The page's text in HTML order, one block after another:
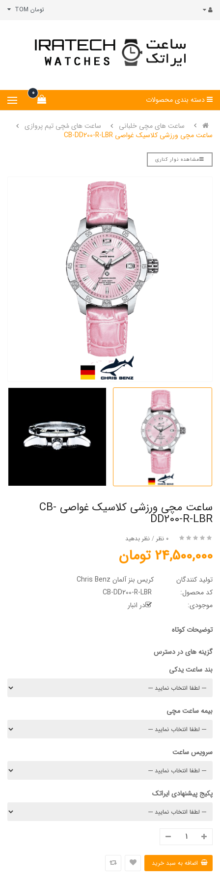
تومان TOM
0
دسته بندی محصولات
ساعت های مچی خلبانی
ساعت های مُچی تیم پروازی
ساعت مچی ورزشی کلاسیک غواصی CB-DD200-R-LBR
مشاهده نوار کناری
ساعت مچی ورزشی کلاسیک غواصی CB-
DD200-R-LBR
0 نظر / نظر بدهید
24,500,000 تومان
تولید کنندگان
کریس بنز آلمان Chris Benz
کد محصول:
موجودی:
در انبار
توضیحات کوتاه
گزینه های در دسترس
بند ساعت یدکی
بیمه ساعت مچی
سرویس ساعت
پکیج پیشنهادی ایراتک